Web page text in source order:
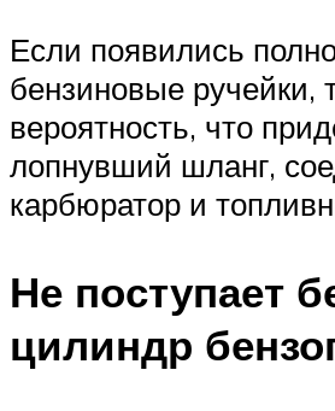
Если появились
бензиновые ручейки,
вероятность, что
лопнувший шланг,
карбюратор и
Не поступает
цилиндр